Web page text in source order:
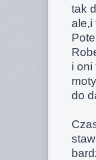
tak
ale,i
i oni
do